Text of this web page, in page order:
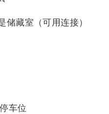
藏室（可用连接）
车位